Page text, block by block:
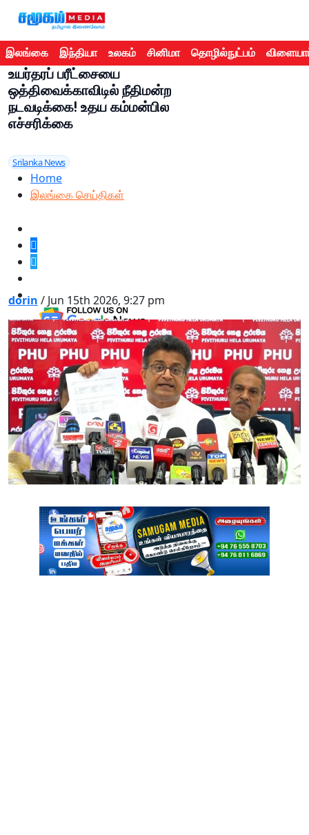
இலங்கை இந்தியா உலகம் சினிமா தொழில்நுட்பம்
உயர்தரப் பரீட்சையை
ஒத்திவைக்காவிடில் நீதிமன்ற
நடவடிக்கை! உதய கம்மன்பில
எச்சரிக்கை
Srilanka News
Home
இலங்கை செய்திகள்
dorin / Jun 15th 2026, 9:27 pm